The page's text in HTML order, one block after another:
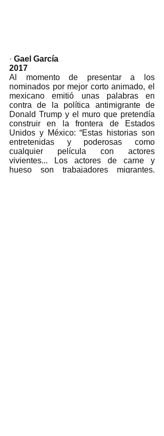
· Gael García
2017
Al momento de presentar a los
nominados por mejor corto animado, el
mexicano emitió unas palabras en
contra de la política antimigrante de
Donald Trump y el muro que pretendía
construir en la frontera de Estados
Unidos y México: “Estas historias son
entretenidas y poderosas como
cualquier película con actores
vivientes... Los actores de carne y
hueso son trabajadores migrantes.